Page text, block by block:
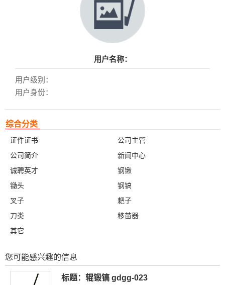
用户名称：
用户级别：
用户身份：
综合分类
证件证书
公司主管
公司简介
新闻中心
诚聘英才
钢锹
锄头
钢镐
叉子
耙子
刀类
移苗器
其它
您可能感兴趣的信息
标题：辊锻镐 gdgg-023